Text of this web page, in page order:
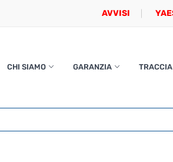
AVVISI
CHI SIAMO GARANZIA